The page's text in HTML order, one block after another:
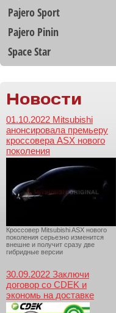
Pajero Sport
Pajero Pinin
Space Star
Новости
01.10.2022 Mitsubishi
анонсировала премьеру
кроссовера ASX нового
поколения
Кроссовер Mitsubishi ASX нового
поколения серьезно изменится
внешне и получит сразу две
гибридные версии
30.09.2022 Заключи
договор со CDEK и
экономь на доставке